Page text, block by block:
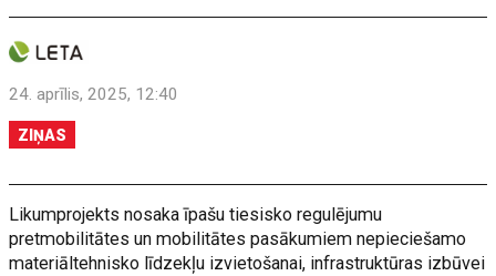
24. aprīlis, 2025, 12:40
ZIŅAS
Likumprojekts nosaka īpašu tiesisko regulējumu
pretmobilitātes un mobilitātes pasākumiem nepieciešamo
materiāltehnisko līdzekļu izvietošanai, infrastruktūras izbūvei